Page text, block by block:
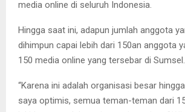
media online di seluruh Indonesia.
Hingga saat ini, adapun jumlah anggota
dihimpun capai lebih dari 150an anggota
150 media online yang tersebar di Sumsel.
“Karena ini adalah organisasi besar
saya optimis, semua teman-teman dari